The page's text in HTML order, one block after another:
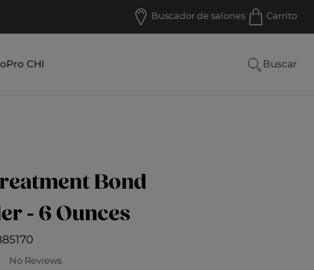
Buscador de salones Carrito
Pro CHI Buscar
Bond
- 6 Ounces
clientes: 5 sobre 5
No Reviews